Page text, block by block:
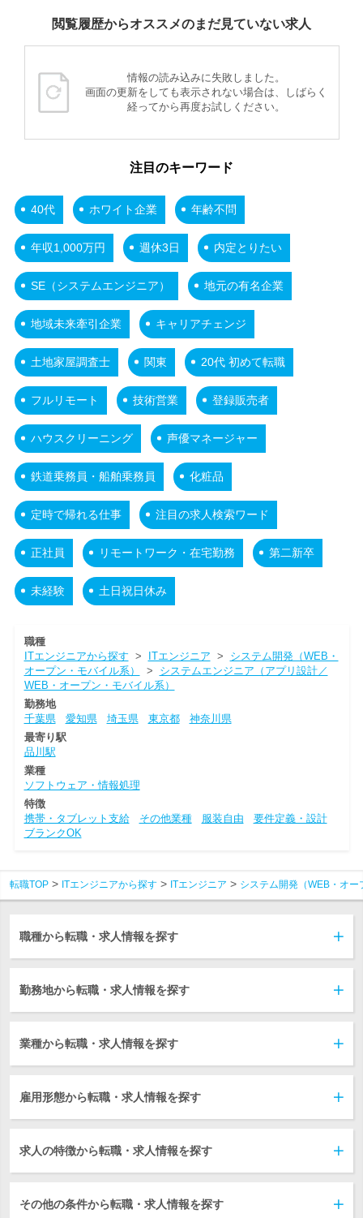
閲覧履歴からオススメのまだ見ていない求人
情報の読み込みに失敗しました。
画面の更新をしても表示されない場合は、しばらく
経ってから再度お試しください。
注目のキーワード
40代 ホワイト企業 年齢不問
年収1,000万円 週休3日 内定とりたい
SE（システムエンジニア） 地元の有名企業
地域未来牽引企業 キャリアチェンジ
土地家屋調査士 関東 20代 初めて転職
フルリモート 技術営業 登録販売者
ハウスクリーニング 声優マネージャー
鉄道乗務員・船舶乗務員 化粧品
定時で帰れる仕事 注目の求人検索ワード
正社員 リモートワーク・在宅勤務 第二新卒
未経験 土日祝日休み
職種
ITエンジニアから探す > ITエンジニア > システム開発（WEB・
オープン・モバイル系）
> システムエンジニア（アプリ設計／
WEB・オープン・モバイル系）
勤務地
千葉県
愛知県 埼玉県 東京都
神奈川県
最寄り駅
品川駅
業種
ソフトウェア・情報処理
特徴
携帯・タブレット支給
その他業種 服装自由
要件定義・設計
ブランクOK
転職TOP ITエンジニアから探す ITエンジニア システム開発（WEB・オ
職種から転職・求人情報を探す
勤務地から転職・求人情報を探す
業種から転職・求人情報を探す
雇用形態から転職・求人情報を探す
求人の特徴から転職・求人情報を探す
その他の条件から転職・求人情報を探す